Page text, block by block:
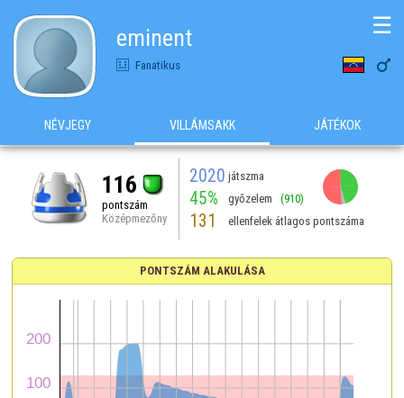
eminent
Fanatikus 
☰
NÉVJEGY VILLÁMSAKK JÁTÉKOK
116
pontszám
Középmezőny
2020 játszma
45% győzelem (910)
131 ellenfelek átlagos pontszáma
PONTSZÁM ALAKULÁSA